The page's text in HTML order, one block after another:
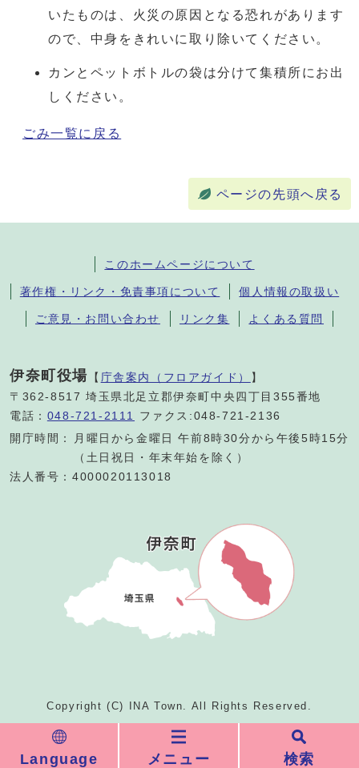
Language メニュー 検索
いたものは、火災の原因となる恐れがあります
ので、中身をきれいに取り除いてください。
カンとペットボトルの袋は分けて集積所にお出
しください。
ごみ一覧に戻る
ページの先頭へ戻る
このホームページについて
著作権・リンク・免責事項について 個人情報の取扱い
ご意見・お問い合わせ リンク集 よくある質問
伊奈町役場 【 庁舎案内（フロアガイド） 】
〒362-8517 埼玉県北足立郡伊奈町中央四丁目355番地
電話： 048-721-2111
ファクス:048-721-2136
開庁時間：
月曜日から金曜日 午前8時30分から午後5時15分
（土日祝日・年末年始を除く）
法人番号：4000020113018
Copyright (C) INA Town. All Rights Reserved.